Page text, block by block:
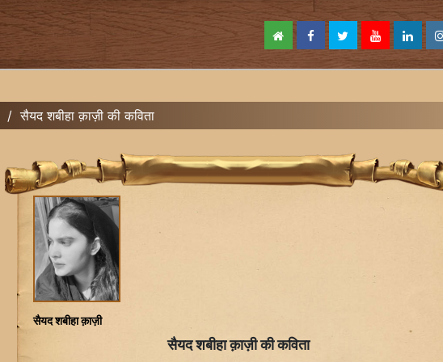
/ सैयद शबीहा क़ाज़ी की कविता
सैयद शबीहा क़ाज़ी
सैयद शबीहा क़ाज़ी की कविता